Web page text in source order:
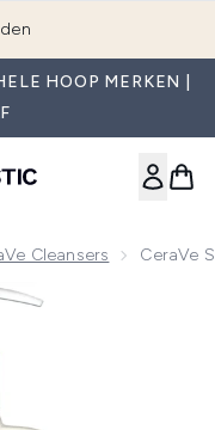
HOOP MERKEN |
Cleansers CeraVe
Cleanser